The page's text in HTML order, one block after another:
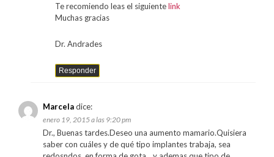
Te recomiendo leas el siguientelink
Muchas gracias
Dr. Andrades
Responder
Marceladice:
enero 19, 2015 a las 9:20 pm
Dr., Buenas tardes.Deseo una aumento mamario.Quisiera
saber con cuáles y de qué tipo implantes trabaja, sea